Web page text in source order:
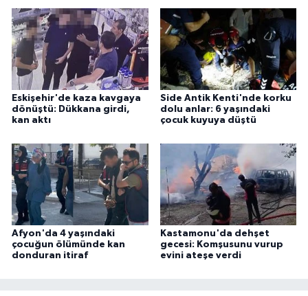
Eskişehir'de kaza kavgaya
dönüştü: Dükkana girdi,
kan aktı
Side Antik Kenti'nde korku
dolu anlar: 6 yaşındaki
çocuk kuyuya düştü
Afyon'da 4 yaşındaki
çocuğun ölümünde kan
donduran itiraf
Kastamonu'da dehşet
gecesi: Komşusunu vurup
evini ateşe verdi